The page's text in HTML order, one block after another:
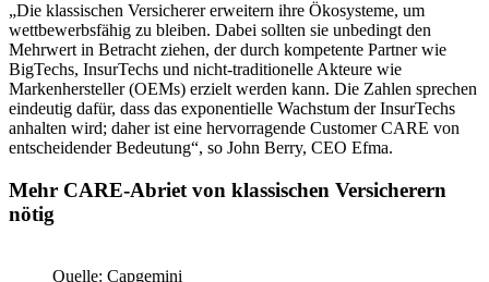
„Die klassischen Versicherer erweitern ihre Ökosysteme, um
wettbewerbsfähig zu bleiben. Dabei sollten sie unbedingt den
Mehrwert in Betracht ziehen, der durch kompetente Partner wie
BigTechs, InsurTechs und nicht-traditionelle Akteure wie
Markenhersteller (OEMs) erzielt werden kann. Die Zahlen sprechen
eindeutig dafür, dass das exponentielle Wachstum der InsurTechs
anhalten wird; daher ist eine hervorragende Customer CARE von
entscheidender Bedeutung“, so John Berry, CEO Efma.
Mehr CARE-Abriet von klassischen Versicherern
nötig
Quelle: Capgemini